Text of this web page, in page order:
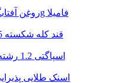
روغن آفتابگردان غنی شده 810g فامیلا
قند کله شکسته 5 کیلو گرمی صمیم
اسپاگتی 1.2 رشته ای 700 گرمی مانا
اسنک طلایی پذیرایی 175 گرمی چی